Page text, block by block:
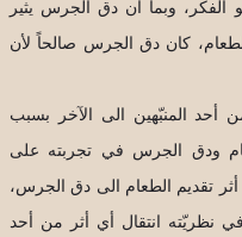
الفكر، وبما أن دق الجرس يثير
كان دق الجرس صالحاً لأن
أحد المنبّهين الى الآخر بسبب
ودق الجرس في تجربته على
أثر تقديم الطعام الى دق الجرس،
في نظريّته انتقال أي أثر من أحد